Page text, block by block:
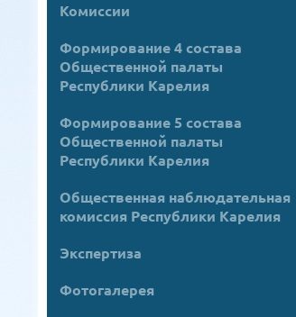
Комиссии
Формирование 4 состава
Общественной палаты
Республики Карелия
Формирование 5 состава
Общественной палаты
Республики Карелия
Общественная наблюдательная
комиссия Республики Карелия
Экспертиза
Фотогалерея